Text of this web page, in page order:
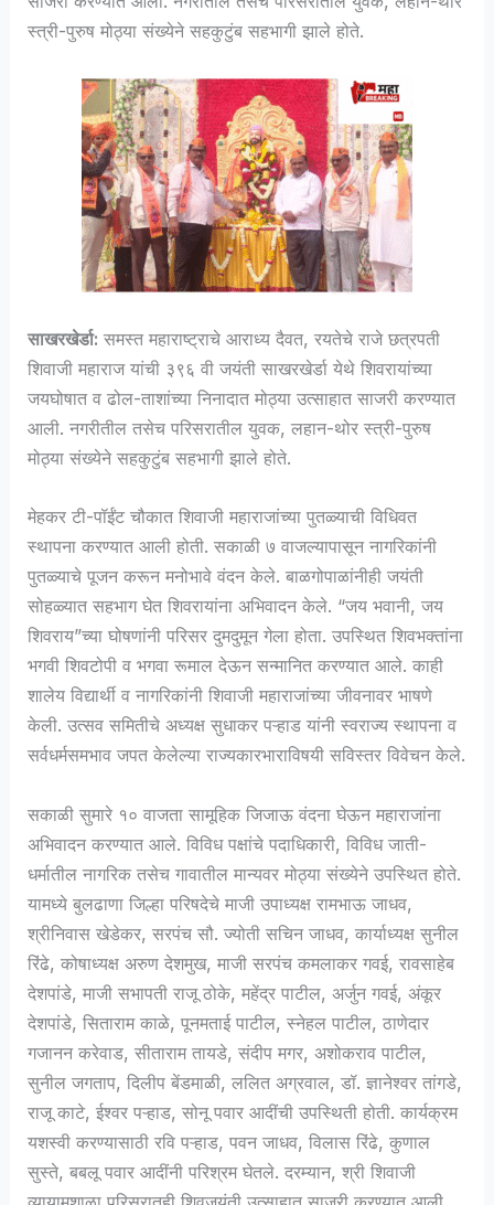
स्त्री-पुरुष मोठ्या संख्येने सहकुटुंब सहभागी झाले होते.
साखरखेर्डा: समस्त महाराष्ट्राचे आराध्य दैवत, रयतेचे राजेछत्रपती
शिवाजी महाराजयांची ३९६ वी जयंती साखरखेर्डा येथे शिवरायांच्या
जयघोषात व ढोल-ताशांच्या निनादात मोठ्या उत्साहात साजरी करण्यात
आली. नगरीतील तसेच परिसरातील युवक, लहान-थोर स्त्री-पुरुष
मोठ्या संख्येने सहकुटुंब सहभागी झाले होते.
मेहकर टी-पॉईंट चौकात शिवाजी महाराजांच्या पुतळ्याची विधिवत
स्थापना करण्यात आली होती. सकाळी ७ वाजल्यापासून नागरिकांनी
पुतळ्याचे पूजन करून मनोभावे वंदन केले. बाळगोपाळांनीही जयंती
सोहळ्यात सहभाग घेत शिवरायांना अभिवादन केले. “जय भवानी, जय
शिवराय”च्या घोषणांनी परिसर दुमदुमून गेला होता. उपस्थित शिवभक्तांना
भगवी शिवटोपी व भगवा रूमाल देऊन सन्मानित करण्यात आले. काही
शालेय विद्यार्थी व नागरिकांनी शिवाजी महाराजांच्या जीवनावर भाषणे
केली. उत्सव समितीचे अध्यक्ष सुधाकर पऱ्हाड यांनी स्वराज्य स्थापना व
सर्वधर्मसमभाव जपत केलेल्या राज्यकारभाराविषयी सविस्तर विवेचन केले.
सकाळी सुमारे १० वाजता सामूहिक जिजाऊ वंदना घेऊन महाराजांना
अभिवादन करण्यात आले. विविध पक्षांचे पदाधिकारी, विविध जाती-
धर्मातील नागरिक तसेच गावातील मान्यवर मोठ्या संख्येने उपस्थित होते.
यामध्ये बुलढाणा जिल्हा परिषदेचे माजी उपाध्यक्ष रामभाऊ जाधव,
श्रीनिवास खेडेकर, सरपंच सौ. ज्योती सचिन जाधव, कार्याध्यक्ष सुनील
रिंढे, कोषाध्यक्ष अरुण देशमुख, माजी सरपंच कमलाकर गवई, रावसाहेब
देशपांडे, माजी सभापती राजू ठोके, महेंद्र पाटील, अर्जुन गवई, अंकूर
देशपांडे, सिताराम काळे, पूनमताई पाटील, स्नेहल पाटील, ठाणेदार
गजानन करेवाड, सीताराम तायडे, संदीप मगर, अशोकराव पाटील,
सुनील जगताप, दिलीप बेंडमाळी, ललित अग्रवाल, डॉ. ज्ञानेश्वर तांगडे,
राजू काटे, ईश्वर पऱ्हाड, सोनू पवार आदींची उपस्थिती होती. कार्यक्रम
यशस्वी करण्यासाठी रवि पऱ्हाड, पवन जाधव, विलास रिंढे, कुणाल
सुस्ते, बबलू पवार आदींनी परिश्रम घेतले. दरम्यान, श्री शिवाजी